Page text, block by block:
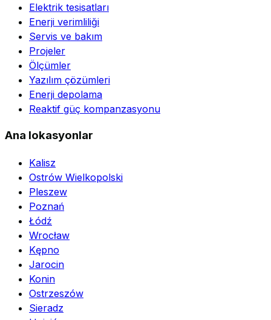
Elektrik tesisatları
Enerji verimliliği
Servis ve bakım
Projeler
Ölçümler
Yazılım çözümleri
Enerji depolama
Reaktif güç kompanzasyonu
Ana lokasyonlar
Kalisz
Ostrów Wielkopolski
Pleszew
Poznań
Łódź
Wrocław
Kępno
Jarocin
Konin
Ostrzeszów
Sieradz